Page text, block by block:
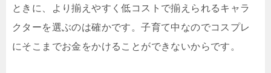
ときに、より揃えやすく低コストで揃えられるキャラ
クターを選ぶのは確かです。子育て中なのでコスプレ
にそこまでお金をかけることができないからです。